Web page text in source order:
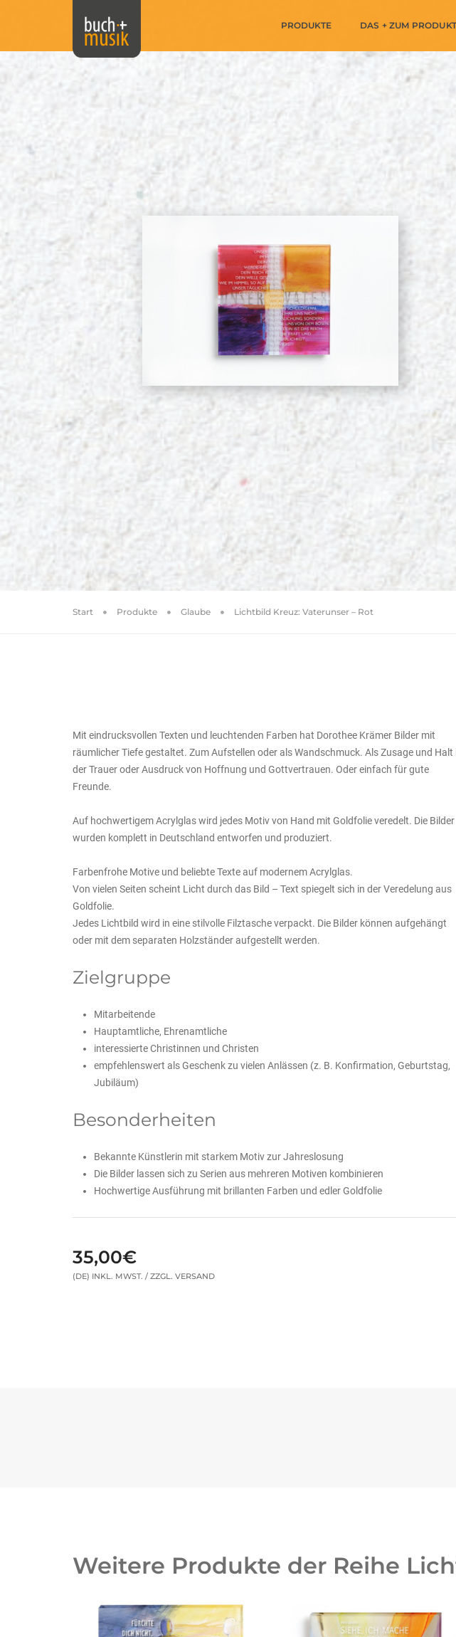
PRODUKTE DAS + ZUM
Start Produkte Glaube Lichtbild Kreuz: Vaterunser – Rot
Mit eindrucksvollen Texten und leuchtenden Farben hat Dorothee Krämer Bilder mit
räumlicher Tiefe gestaltet. Zum Aufstellen oder als Wandschmuck. Als Zusage und Halt
der Trauer oder Ausdruck von Hoffnung und Gottvertrauen. Oder einfach für gute
Freunde.
Auf hochwertigem Acrylglas wird jedes Motiv von Hand mit Goldfolie veredelt. Die Bilder
wurden komplett in Deutschland entworfen und produziert.
Farbenfrohe Motive und beliebte Texte auf modernem Acrylglas.
Von vielen Seiten scheint Licht durch das Bild – Text spiegelt sich in der Veredelung aus
Goldfolie.
Jedes Lichtbild wird in eine stilvolle Filztasche verpackt. Die Bilder können aufgehängt
oder mit dem separaten Holzständer aufgestellt werden.
Zielgruppe
Mitarbeitende
Hauptamtliche, Ehrenamtliche
interessierte Christinnen und Christen
empfehlenswert als Geschenk zu vielen Anlässen (z. B. Konfirmation, Geburtstag,
Jubiläum)
Besonderheiten
Bekannte Künstlerin mit starkem Motiv zur Jahreslosung
Die Bilder lassen sich zu Serien aus mehreren Motiven kombinieren
Hochwertige Ausführung mit brillanten Farben und edler Goldfolie
35,00€
(DE) INKL. MWST. / ZZGL. VERSAND
Weitere Produkte der Reihe